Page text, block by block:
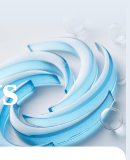
レンタル
ス